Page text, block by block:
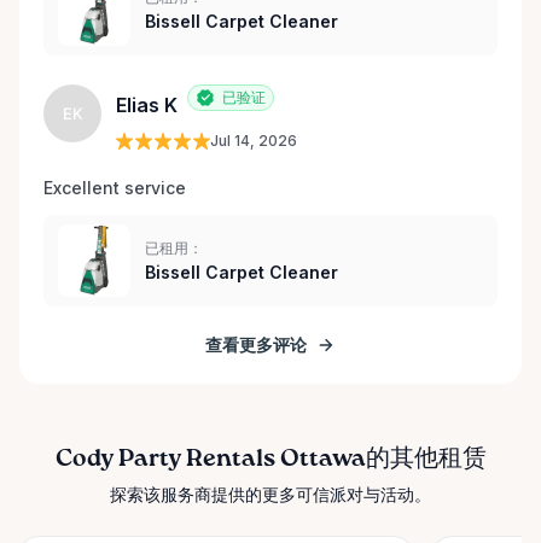
Bissell Carpet Cleaner
EK Elias K 已验证
Jul 14, 2026
Excellent service
已租用：
Bissell Carpet Cleaner
查看更多评论
Cody Party Rentals Ottawa的其他租赁
探索该服务商提供的更多可信派对与活动。